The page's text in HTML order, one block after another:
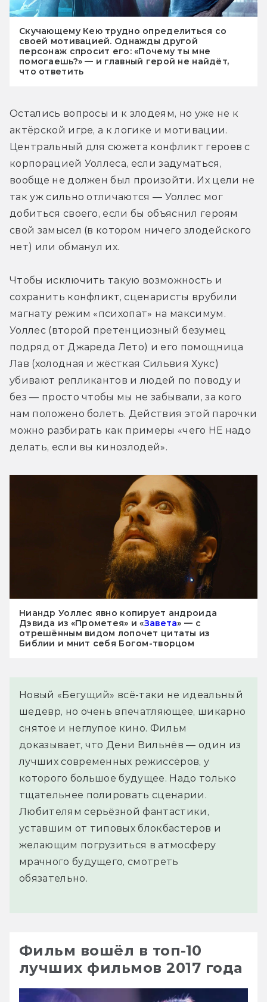
Скучающему Кею трудно определиться со
своей мотивацией. Однажды другой
персонаж спросит его: «Почему ты мне
помогаешь?» — и главный герой не найдёт,
что ответить
Остались вопросы и к злодеям, но уже не к
актёрской игре, а к логике и мотивации.
Центральный для сюжета конфликт героев с
корпорацией Уоллеса, если задуматься,
вообще не должен был произойти. Их цели не
так уж сильно отличаются — Уоллес мог
добиться своего, если бы объяснил героям
свой замысел (в котором ничего злодейского
нет) или обманул их.
Чтобы исключить такую возможность и
сохранить конфликт, сценаристы врубили
магнату режим «психопат» на максимум.
Уоллес (второй претенциозный безумец
подряд от Джареда Лето) и его помощница
Лав (холодная и жёсткая Сильвия Хукс)
убивают репликантов и людей по поводу и
без — просто чтобы мы не забывали, за кого
нам положено болеть. Действия этой парочки
можно разбирать как примеры «чего НЕ надо
делать, если вы кинозлодей».
Ниандр Уоллес явно копирует андроида
Дэвида из «Прометея» и «Завета» — с
отрешённым видом лопочет цитаты из
Библии и мнит себя Богом-творцом
Новый «Бегущий» всё-таки не идеальный
шедевр, но очень впечатляющее, шикарно
снятое и неглупое кино. Фильм
доказывает, что Дени Вильнёв — один из
лучших современных режиссёров, у
которого большое будущее. Надо только
тщательнее полировать сценарии.
Любителям серьёзной фантастики,
уставшим от типовых блокбастеров и
желающим погрузиться в атмосферу
мрачного будущего, смотреть
обязательно.
Фильм вошёл в топ-10
лучших фильмов 2017 года